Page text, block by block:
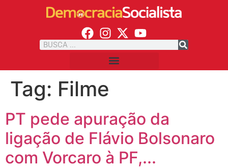
Tag: Filme
PT pede apuração da
ligação de Flávio Bolsonaro
com Vorcaro à PF,...